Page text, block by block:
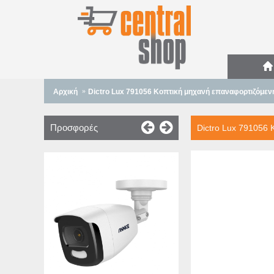
Αρχική Dictro Lux 791056 Κοπτική μηχανή
Προσφορές Dictro Lux 791056